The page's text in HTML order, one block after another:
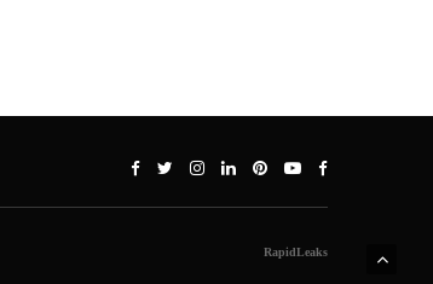
RapidLeaks